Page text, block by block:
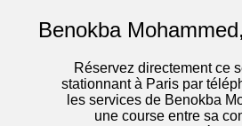
Benokba
Réservez directement ce
stationnant à Paris par
les services de Benokba
une course entre sa